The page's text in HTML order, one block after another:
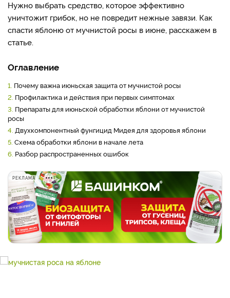
Нужно выбрать средство, которое эффективно
уничтожит грибок, но не повредит нежные завязи. Как
спасти яблоню от мучнистой росы в июне, расскажем в
статье.
Оглавление
1. Почему важна июньская защита от мучнистой росы
2. Профилактика и действия при первых симптомах
3. Препараты для июньской обработки яблони от мучнистой
росы
4. Двухкомпонентный фунгицид Мидея для здоровья яблони
5. Схема обработки яблони в начале лета
6. Разбор распространенных ошибок
РЕКЛАМА